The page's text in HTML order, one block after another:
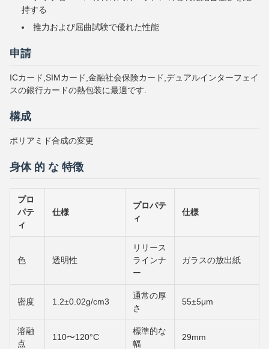
持する
推力および屈曲試験で優れた性能
申請
ICカード,SIMカード,金融社会保険カード,デュアルインターフェイ
スの銀行カードの熱包装に最適です.
構成
ポリアミド合成の変更
身体 的 な 特徴
プロ
パテ
ィ
仕様
プロパテ
ィ
仕様
色 透明性
リリース
ラインナ
ー
ガラスの放出紙
密度 1.2±0.02g/cm3
通常の厚
さ
55±5μm
溶融
点
110〜120°C
標準的な
幅
29mm